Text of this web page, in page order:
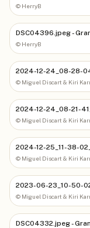
© HerryB
DSC04396.jpeg -
© HerryB
2024-12-24_08-28-
© Miguel Discart & Kiri
2024-12-24_08-21-
© Miguel Discart & Kiri
2024-12-25_11-38-
© Miguel Discart & Kiri
2023-06-23_10-50-
© Miguel Discart & Kiri
DSC04332.jpeg -